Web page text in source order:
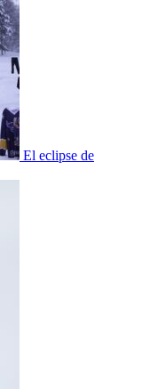
El eclipse de